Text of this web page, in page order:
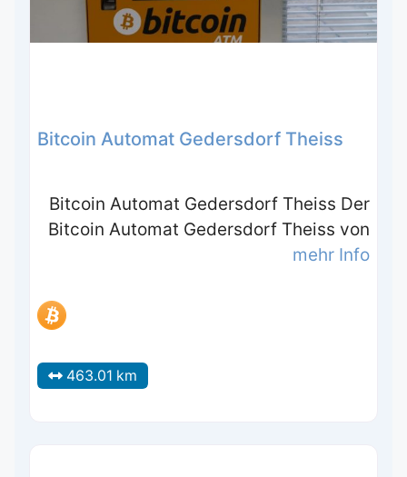
Bitcoin Automat Gedersdorf Theiss
Bitcoin Automat Gedersdorf Theiss Der
Bitcoin Automat Gedersdorf Theiss von
mehr Info
463.01 km